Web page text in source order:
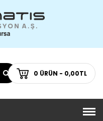
0 ÜRÜN - 0,00TL